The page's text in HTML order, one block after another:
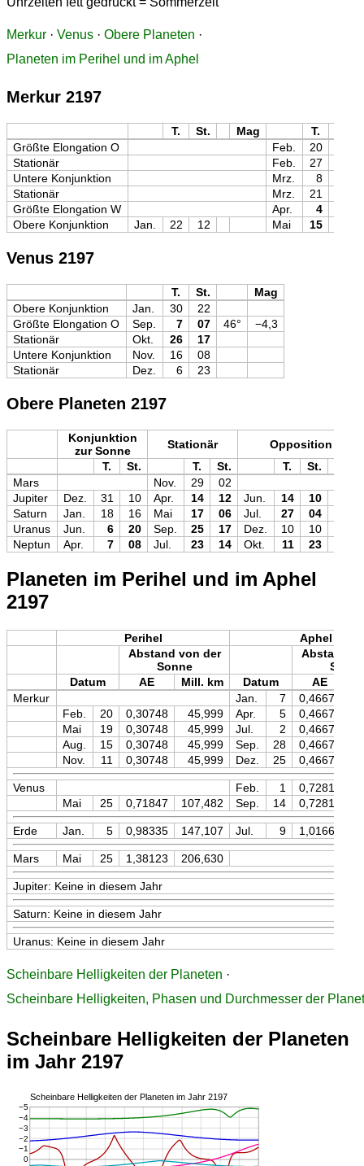
Merkur · Venus · Obere Planeten ·
Planeten im Perihel und im Aphel
Merkur 2197
T. St. Mag T.
Größte Elongation O
Feb. 20
Stationär
Feb. 27
Untere Konjunktion
Mrz. 8
Stationär
Mrz. 21
Größte Elongation W
Apr. 4
Obere Konjunktion
Jan. 22 12 Mai 15
Venus 2197
T. St.
Mag
Obere Konjunktion
Jan. 30
22
Größte Elongation O
Sep. 7 07 46°
−4,3
Stationär
Okt. 26
17
Untere Konjunktion
Nov. 16
08
Stationär
Dez. 6 23
Obere Planeten 2197
Konjunktion
zur Sonne
Stationär
Opposition
T.
St. T. St. T. St.
Mars
Nov. 29
02
Jupiter
Dez. 31 10 Apr. 14 12 Jun. 14 10
Saturn
Jan. 18 16 Mai 17 06 Jul. 27 04
Uranus
Jun. 6 20 Sep. 25 17 Dez. 10 10
Neptun
Apr. 7 08 Jul. 23 14 Okt. 11 23
Planeten im Perihel und im Aphel
2197
Perihel
Aphel
Abstand von der
Sonne
Abstand
Datum
AE Mill. km Datum AE
Merkur
Jan. 7 0,46672
Feb.
20 0,30748 45,999 Apr. 5 0,46671
Mai
19 0,30748 45,999 Jul. 2 0,46672
Aug.
15 0,30748 45,999 Sep. 28 0,46672
Nov.
11 0,30748 45,999 Dez. 25 0,46671
Venus Feb. 1 0,72819
Mai
25 0,71847 107,482 Sep. 14 0,72818
Erde Jan. 5 0,98335 147,107 Jul. 9 1,01662
Mars Mai 25 1,38123 206,630
Jupiter: Keine in diesem Jahr
Saturn: Keine in diesem Jahr
Uranus: Keine in diesem Jahr
Scheinbare Helligkeiten der Planeten ·
Scheinbare Helligkeiten, Phasen und Durchmesser der
Scheinbare Helligkeiten der Planeten
im Jahr 2197